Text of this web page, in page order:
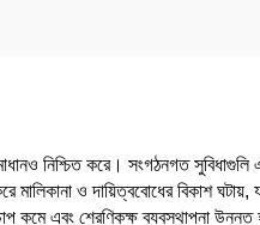
নিশ্চিত করে। সংগঠনগত সুবিধাগুলি
মালিকানা ও দায়িত্ববোধের বিকাশ ঘটায়,
কমে এবং শ্রেণিকক্ষ ব্যবস্থাপনা